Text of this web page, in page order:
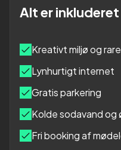
Alt er
Kreativt miljø og
Lynhurtigt internet
Gratis parkering
Kolde sodavand og
Fri booking af